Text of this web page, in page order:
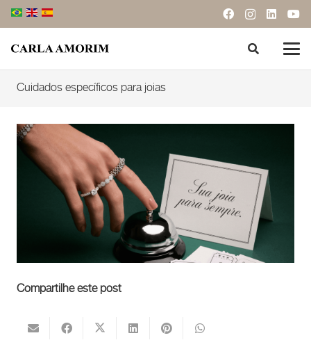
Cuidados específicos para joias
Compartilhe este post